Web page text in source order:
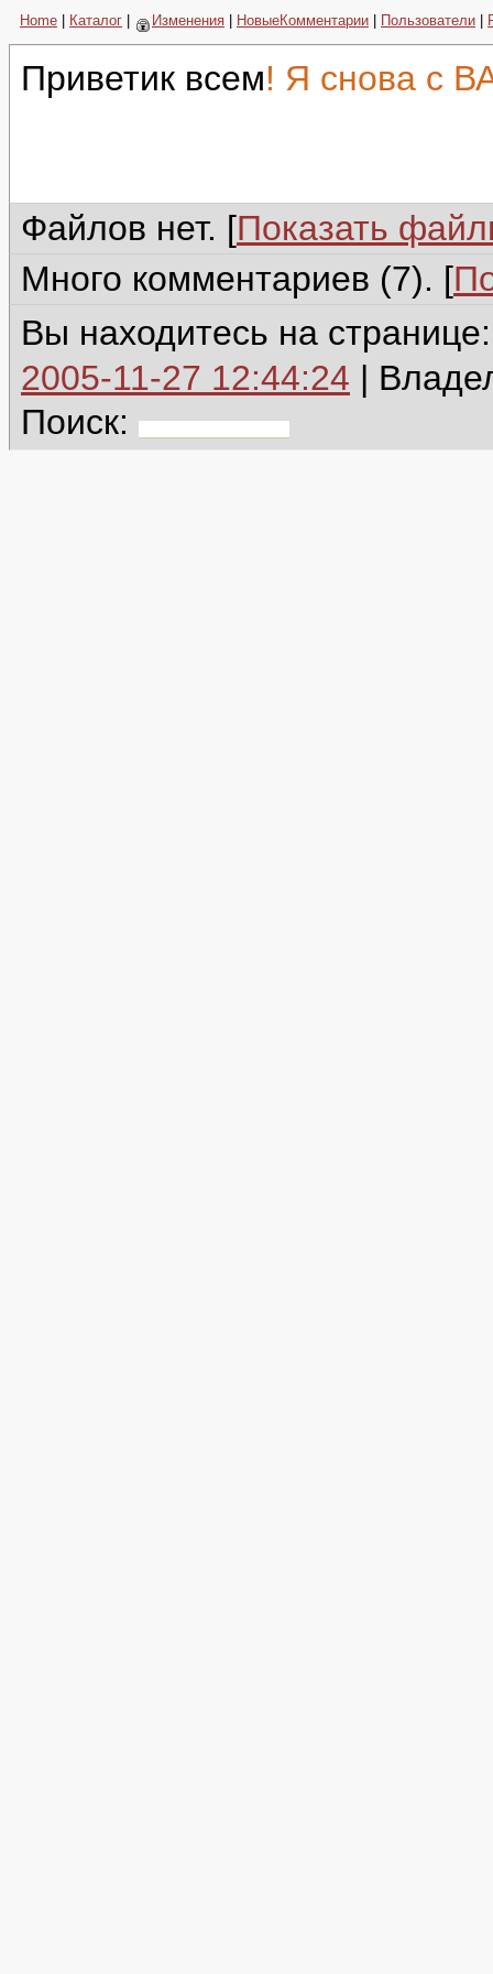
Home Каталог Изменения НовыеКомментарии Пользователи
Приветик всем! Я снова с
Файлов нет. [Показать
Много комментариев (7). [
Вы находитесь на
2005-11-27 12:44:24 |
Поиск: